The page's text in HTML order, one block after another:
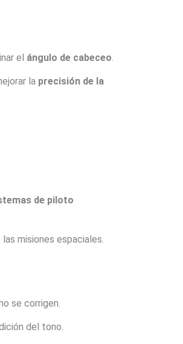
el ángulo de cabeceo
la precisión de la
de piloto
misiones espaciales.
se corrigen.
del tono.